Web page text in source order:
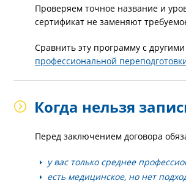
Проверяем точное название и
сертификат не заменяют
Сравнить эту программу с
профессиональной
Когда нельзя
Перед заключением договора
у вас только среднее
есть медицинское, но нет